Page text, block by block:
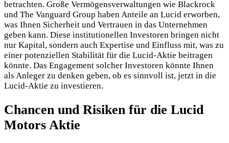
betrachten. Große Vermögensverwaltungen wie Blackrock
und The Vanguard Group haben Anteile an Lucid erworben,
was Ihnen Sicherheit und Vertrauen in das Unternehmen
geben kann. Diese institutionellen Investoren bringen nicht
nur Kapital, sondern auch Expertise und Einfluss mit, was zu
einer potenziellen Stabilität für die Lucid-Aktie beitragen
könnte. Das Engagement solcher Investoren könnte Ihnen
als Anleger zu denken geben, ob es sinnvoll ist, jetzt in die
Lucid-Aktie zu investieren.
Chancen und Risiken für die Lucid
Motors Aktie